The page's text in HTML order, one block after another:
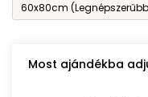
60x80cm
Most ajándékba